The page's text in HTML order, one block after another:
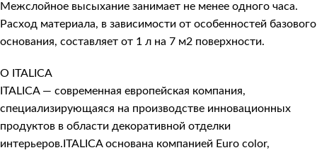
Межслойное высыхание занимает не менее одного часа.
Расход материала, в зависимости от особенностей базового
основания, составляет от 1 л на 7 м2 поверхности.
О ITALICA
ITALICA — современная европейская компания,
специализирующаяся на производстве инновационных
продуктов в области декоративной отделки
интерьеров.ITALICA основана компанией Euro color,